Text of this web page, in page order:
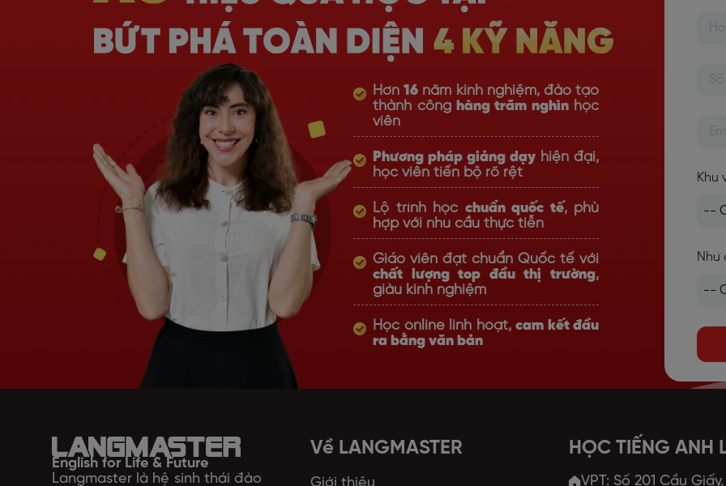
Hơn16 năm kinh nghiệm, đào tạo
thành công hàng trăm nghìnhọc
viên
Phương pháp giảng dạy hiện đại,
học viên tiến bộ rõ rệt
Lộ trình học chuẩn quốc tế, phù
hợp với nhu cầu thực tiễn
Giáo viên đạt chuẩn Quốc tế với
chất lượng top đầu thị trường,
giàu kinh nghiệm
Học online linh hoạt,cam kết đầu
ra bằng văn bản
Khu
Nhu
English for Life & Future
Langmaster là hệ sinh thái đào
Về LANGMASTER HỌC TIẾNG ANH
VPT: Số 201 Cầu